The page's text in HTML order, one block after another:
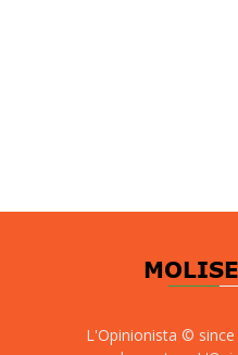
L'Opinionista ©